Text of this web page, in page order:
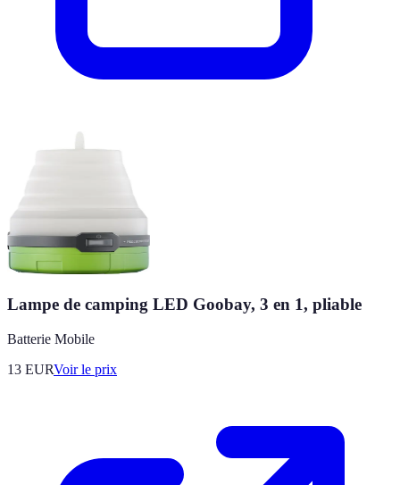
Lampe de camping LED Goobay, 3 en 1, pliable
Batterie Mobile
13 EURVoir le prix